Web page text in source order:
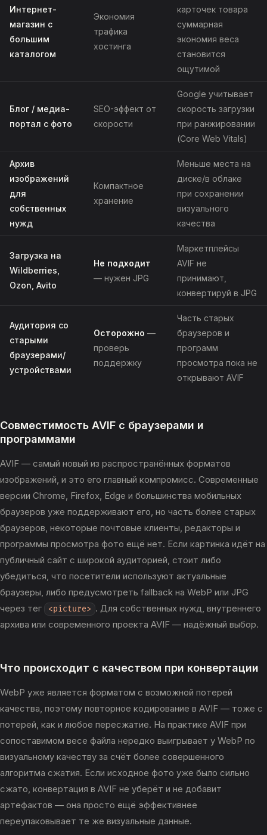
Интернет-
магазин с
большим
каталогом
Экономия
трафика
хостинга
карточек товара
суммарная
экономия веса
становится
ощутимой
Блог / медиа-
портал с фото
SEO-эффект от
скорости
Google учитывает
скорость загрузки
при ранжировании
(Core Web Vitals)
Архив
изображений
для
собственных
нужд
Компактное
хранение
Меньше места на
диске/в облаке
при сохранении
визуального
качества
Загрузка на
Wildberries,
Ozon, Avito
Не подходит
— нужен JPG
Маркетплейсы
AVIF не
принимают,
конвертируй в JPG
Аудитория со
старыми
браузерами/
устройствами
Осторожно —
проверь
поддержку
Часть старых
браузеров и
программ
просмотра пока не
открывают AVIF
Совместимость AVIF с браузерами и
программами
AVIF — самый новый из распространённых форматов
изображений, и это его главный компромисс. Современные
версии Chrome, Firefox, Edge и большинства мобильных
браузеров уже поддерживают его, но часть более старых
браузеров, некоторые почтовые клиенты, редакторы и
программы просмотра фото ещё нет. Если картинка идёт на
публичный сайт с широкой аудиторией, стоит либо
убедиться, что посетители используют актуальные
браузеры, либо предусмотреть fallback на WebP или JPG
через тег
<picture> . Для собственных нужд, внутреннего
архива или современного проекта AVIF — надёжный выбор.
Что происходит с качеством при конвертации
WebP уже является форматом с возможной потерей
качества, поэтому повторное кодирование в AVIF — тоже с
потерей, как и любое пересжатие. На практике AVIF при
сопоставимом весе файла нередко выигрывает у WebP по
визуальному качеству за счёт более совершенного
алгоритма сжатия. Если исходное фото уже было сильно
сжато, конвертация в AVIF не уберёт и не добавит
артефактов — она просто ещё эффективнее
переупаковывает те же визуальные данные.